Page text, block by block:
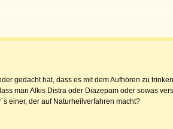
gedacht hat, dass es mit dem Aufhören zu
man Alkis Distra oder Diazepam oder sowas
einer, der auf Naturheilverfahren macht?